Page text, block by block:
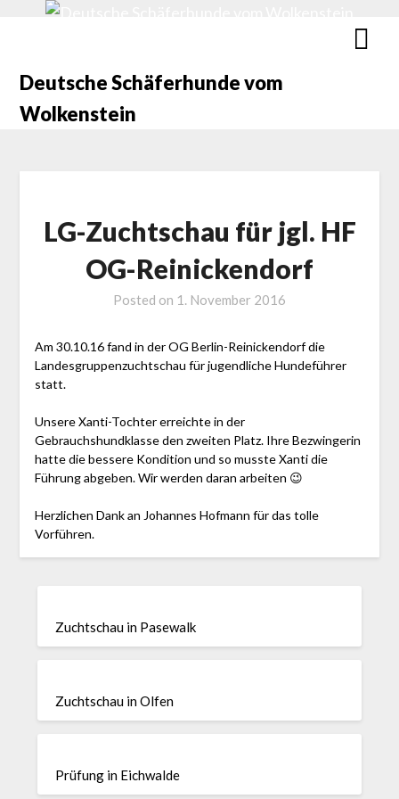
Deutsche Schäferhunde vom
Wolkenstein
LG-Zuchtschau für jgl. HF
OG-Reinickendorf
Posted on 1. November 2016
Am 30.10.16 fand in der OG Berlin-Reinickendorf die
Landesgruppenzuchtschau für jugendliche Hundeführer
statt.
Unsere Xanti-Tochter erreichte in der
Gebrauchshundklasse den zweiten Platz. Ihre Bezwingerin
hatte die bessere Kondition und so musste Xanti die
Führung abgeben. Wir werden daran arbeiten 😉
Herzlichen Dank an Johannes Hofmann für das tolle
Vorführen.
Zuchtschau in Pasewalk
Zuchtschau in Olfen
Prüfung in Eichwalde